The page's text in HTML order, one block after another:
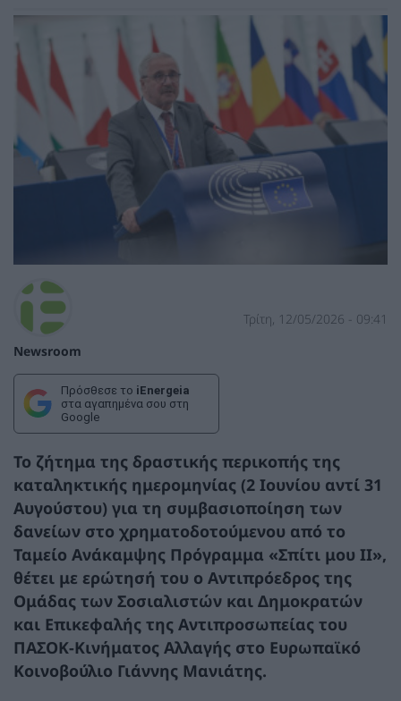
Newsroom
Τρίτη, 12/05/2026 - 09:41
Πρόσθεσε το iEnergeia
στα αγαπημένα σου στη
Google
Το ζήτημα της δραστικής περικοπής της
καταληκτικής ημερομηνίας (2 Ιουνίου αντί 31
Αυγούστου) για τη συμβασιοποίηση των
δανείων στο χρηματοδοτούμενου από το
Ταμείο Ανάκαμψης Πρόγραμμα «Σπίτι μου ΙΙ»,
θέτει με ερώτησή του ο Αντιπρόεδρος της
Ομάδας των Σοσιαλιστών και Δημοκρατών
και Επικεφαλής της Αντιπροσωπείας του
ΠΑΣΟΚ-Κινήματος Αλλαγής στο Ευρωπαϊκό
Κοινοβούλιο Γιάννης Μανιάτης.